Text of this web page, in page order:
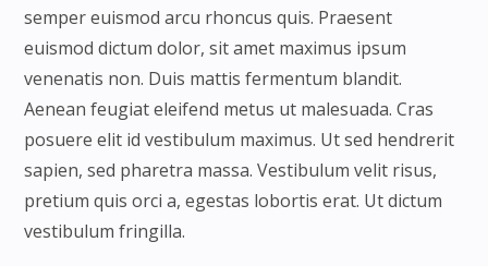
semper euismod arcu rhoncus quis. Praesent
euismod dictum dolor, sit amet maximus ipsum
venenatis non. Duis mattis fermentum blandit.
Aenean feugiat eleifend metus ut malesuada. Cras
posuere elit id vestibulum maximus. Ut sed hendrerit
sapien, sed pharetra massa. Vestibulum velit risus,
pretium quis orci a, egestas lobortis erat. Ut dictum
vestibulum fringilla.